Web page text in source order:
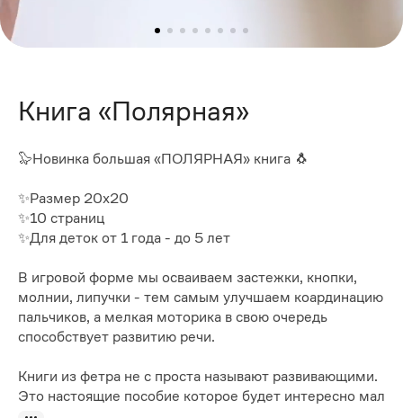
Книга «Полярная»
🦭Новинка большая «ПОЛЯРНАЯ» книга 🐧
✨Размер 20х20
✨10 страниц
✨Для деток от 1 года - до 5 лет
В игровой форме мы осваиваем застежки, кнопки,
молнии, липучки - тем самым улучшаем коардинацию
пальчиков, а мелкая моторика в свою очередь
способствует развитию речи.
Книги из фетра не с проста называют развивающими.
Это настоящие пособие которое будет интересно мал